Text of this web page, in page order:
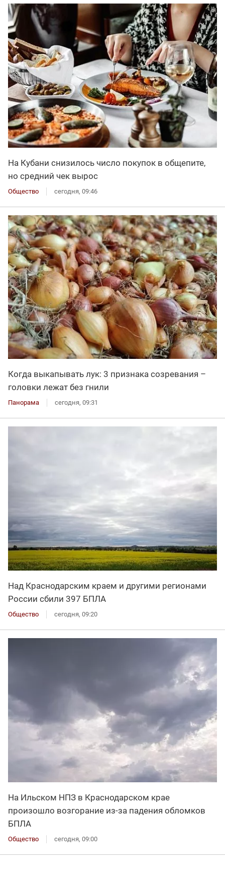
На Кубани снизилось число покупок в общепите,
но средний чек вырос
Общество сегодня, 09:46
Когда выкапывать лук: 3 признака созревания –
головки лежат без гнили
Панорама сегодня, 09:31
Над Краснодарским краем и другими регионами
России сбили 397 БПЛА
Общество сегодня, 09:20
На Ильском НПЗ в Краснодарском крае
произошло возгорание из-за падения обломков
БПЛА
Общество сегодня, 09:00